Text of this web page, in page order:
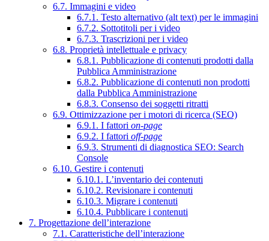
6.7. Immagini e video
6.7.1. Testo alternativo (alt text) per le immagini
6.7.2. Sottotitoli per i video
6.7.3. Trascrizioni per i video
6.8. Proprietà intellettuale e privacy
6.8.1. Pubblicazione di contenuti prodotti dalla
Pubblica Amministrazione
6.8.2. Pubblicazione di contenuti non prodotti
dalla Pubblica Amministrazione
6.8.3. Consenso dei soggetti ritratti
6.9. Ottimizzazione per i motori di ricerca (SEO)
6.9.1. I fattori on-page
6.9.2. I fattori off-page
6.9.3. Strumenti di diagnostica SEO: Search
Console
6.10. Gestire i contenuti
6.10.1. L’inventario dei contenuti
6.10.2. Revisionare i contenuti
6.10.3. Migrare i contenuti
6.10.4. Pubblicare i contenuti
7. Progettazione dell’interazione
7.1. Caratteristiche dell’interazione